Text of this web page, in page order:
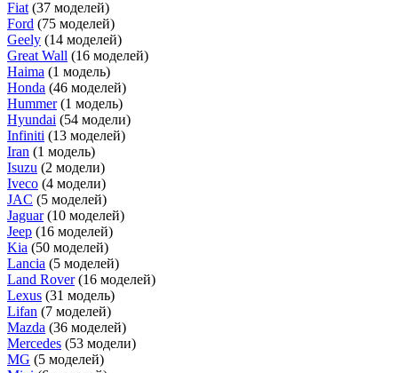
Fiat (37 моделей)
Ford (75 моделей)
Geely (14 моделей)
Great Wall (16 моделей)
Haima (1 модель)
Honda (46 моделей)
Hummer (1 модель)
Hyundai (54 модели)
Infiniti (13 моделей)
Iran (1 модель)
Isuzu (2 модели)
Iveco (4 модели)
JAC (5 моделей)
Jaguar (10 моделей)
Jeep (16 моделей)
Kia (50 моделей)
Lancia (5 моделей)
Land Rover (16 моделей)
Lexus (31 модель)
Lifan (7 моделей)
Mazda (36 моделей)
Mercedes (53 модели)
MG (5 моделей)